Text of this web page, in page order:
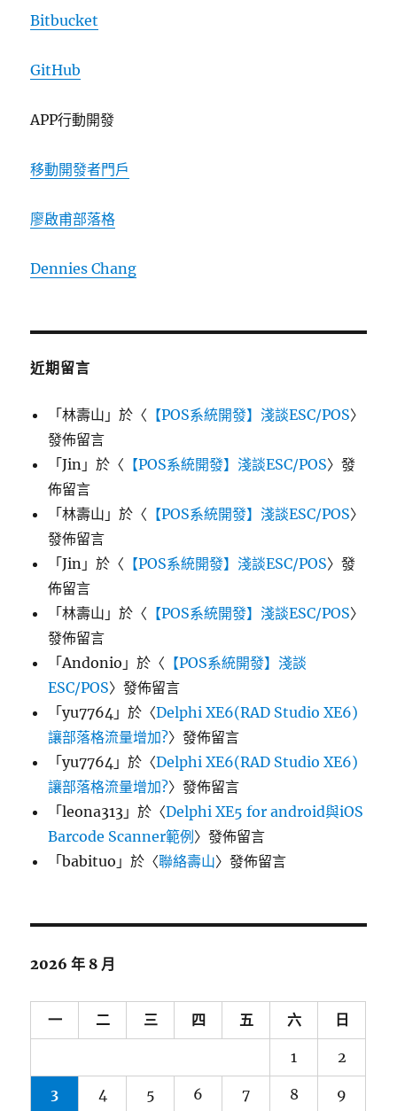
Bitbucket
GitHub
APP行動開發
移動開發者門戶
廖啟甫部落格
Dennies Chang
近期留言
「林壽山 」於〈 【POS系統開發】淺談ESC/POS〉
發佈留言
「Jin 」於〈 【POS系統開發】淺談ESC/POS〉發
佈留言
「林壽山 」於〈 【POS系統開發】淺談ESC/POS〉
發佈留言
「Jin 」於〈 【POS系統開發】淺談ESC/POS〉發
佈留言
「林壽山 」於〈 【POS系統開發】淺談ESC/POS〉
發佈留言
「Andonio 」於〈 【POS系統開發】淺談
ESC/POS〉發佈留言
「yu7764 」於〈Delphi XE6(RAD Studio XE6)
讓部落格流量增加?〉發佈留言
「yu7764 」於〈Delphi XE6(RAD Studio XE6)
讓部落格流量增加?〉發佈留言
「leona313 」於〈Delphi XE5 for android與iOS
Barcode Scanner範例 〉發佈留言
「babituo 」於〈聯絡壽山〉發佈留言
2026 年 8 月
一 二 三 四 五 六 日
1 2
3 4 5 6 7 8 9